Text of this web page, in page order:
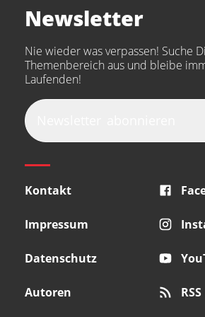
the t.bone
Thomann
Walrus Audio
Epiphone
beyerdynamic
Audio-Technica
Newsletter
Nie wieder was verpassen! Suche
Themenbereich aus und bleibe
Laufenden!
Kontakt
Impressum
Datenschutz
Autoren